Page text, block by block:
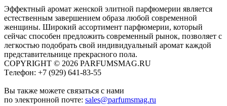
Эффектный аромат женской элитной парфюмерии является
естественным завершением образа любой современной
женщины. Широкий ассортимент парфюмерии, который
сейчас способен предложить современный рынок, позволяет с
легкостью подобрать свой индивидуальный аромат каждой
представительнице прекрасного пола.
COPYRIGHT © 2026 PARFUMSMAG.RU
Tелефон: +7 (929) 641-83-55
Вы также можете связаться с нами
по электронной почте: sales@parfumsmag.ru